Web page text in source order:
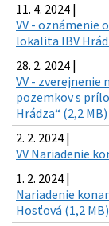
11. 4. 2024 |
VV - oznámenie
lokalita IBV
28. 2. 2024 |
VV - zverejnenie
pozemkov s
Hrádza“ (2,2 MB)
2. 2. 2024 |
VV Nariadenie
1. 2. 2024 |
Nariadenie
Hosťová (1,2 MB)